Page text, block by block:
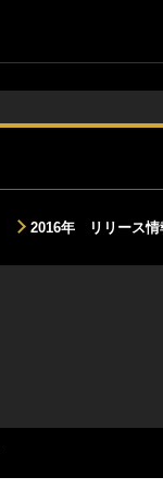
2016年 リリース情